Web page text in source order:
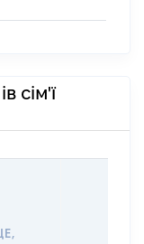
сім'ї